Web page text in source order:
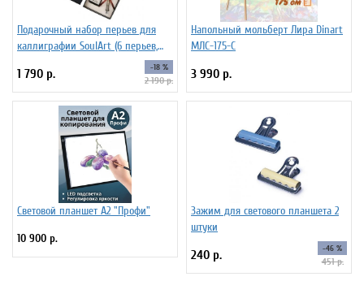
Подарочный набор перьев для
каллиграфии SoulArt (6 перьев,
1 790 р. -18 %
2 190 р.
Напольный мольберт Лира Dinart
МЛС-175-С
3 990 р.
Световой планшет А2 "Профи"
10 900 р.
Зажим для светового планшета 2
штуки
240 р. -46 %
451 р.